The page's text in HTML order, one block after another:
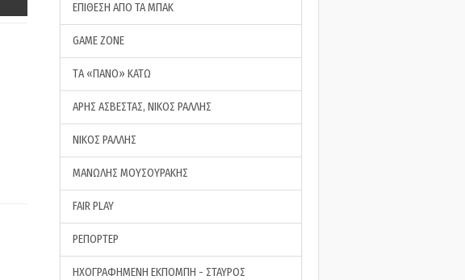
ΕΠΙΘΕΣΗ ΑΠΟ ΤΑ ΜΠΑΚ
GAME ZONE
ΤA «ΠΑΝΟ» ΚΑΤΩ
ΑΡΗΣ ΑΣΒΕΣΤΑΣ, ΝΙΚΟΣ ΡΑΛΛΗΣ
ΝΙΚΟΣ ΡΑΛΛΗΣ
ΜΑΝΩΛΗΣ ΜΟΥΣΟΥΡΑΚΗΣ
FAIR PLAY
ΡΕΠΟΡΤΕΡ
ΗΧΟΓΡΑΦΗΜΕΝΗ ΕΚΠΟΜΠΗ - ΣΤΑΥΡΟΣ